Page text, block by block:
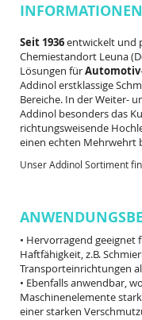
Seit 1936entwickelt und
Chemiestandort Leuna
Lösungen fürAutomotiv
Addinol erstklassige
Bereiche. In der Weiter-
Addinol besonders das
richtungsweisende
einen echten Mehrwehrt
Unser Addinol Sortiment
• Hervorragend
Haftfähigkeit, z.B.
Transporteinrichtungen
• Ebenfalls anwendbar,
Maschinenelemente
einer starken